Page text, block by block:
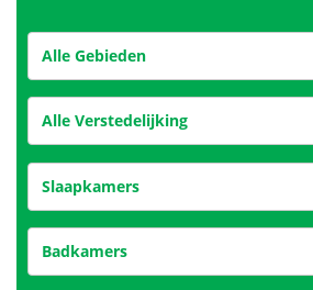
Alle Gebieden
Alle Verstedelijking
Slaapkamers
Badkamers